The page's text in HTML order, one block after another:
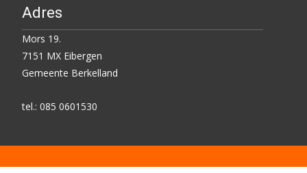
Adres
Mors 19.
7151 MX Eibergen
Gemeente Berkelland
tel.: 085 0601530